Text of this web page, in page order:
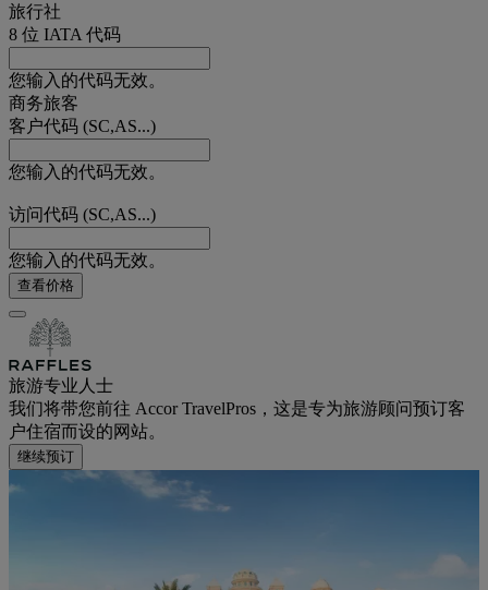
旅行社
8 位 IATA 代码
您输入的代码无效。
商务旅客
客户代码 (SC,AS...)
您输入的代码无效。
访问代码 (SC,AS...)
您输入的代码无效。
查看价格
旅游专业人士
我们将带您前往 Accor TravelPros，这是专为旅游顾问预订客
户住宿而设的网站。
继续预订